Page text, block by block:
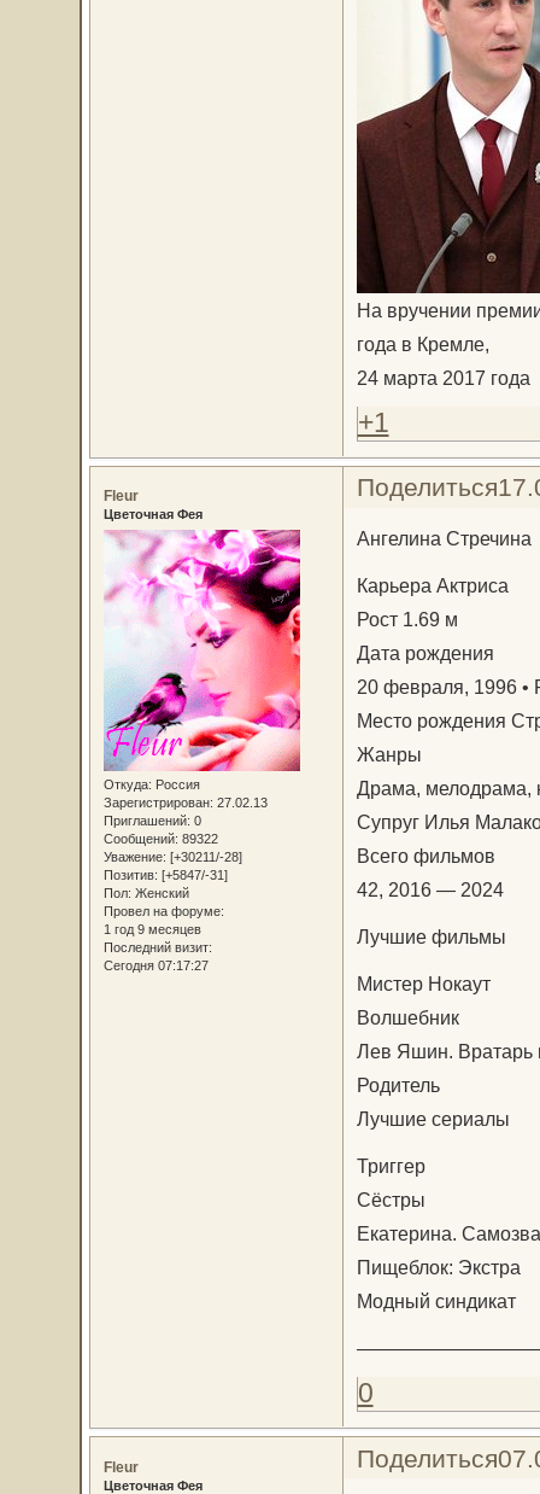
На вручении
года в Кремле,
24 марта 2017 года
+1
Поделиться
Fleur
Цветочная Фея
Откуда: Россия
Зарегистрирован: 27.02.13
Приглашений: 0
Сообщений: 89322
Уважение: [+30211/-28]
Позитив: [+5847/-31]
Пол: Женский
Провел на форуме:
1 год 9 месяцев
Последний визит:
Сегодня 07:17:27
Ангелина Стречина
Карьера Актриса
Рост 1.69 м
Дата рождения
20 февраля, 1996 •
Место рождения
Жанры
Драма, мелодрама,
Супруг Илья
Всего фильмов
42, 2016 — 2024
Лучшие фильмы
Мистер Нокаут
Волшебник
Лев Яшин. Вратарь
Родитель
Лучшие сериалы
Триггер
Сёстры
Екатерина.
Пищеблок: Экстра
Модный синдикат
0
Поделиться
Fleur
Цветочная Фея